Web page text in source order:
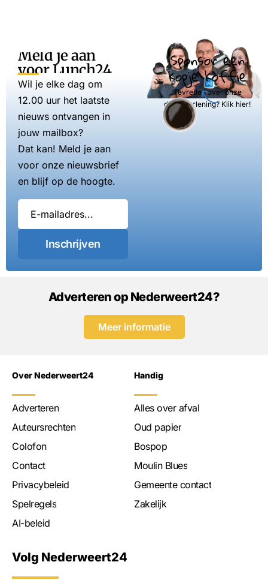
Meld je aan
voor Lunch24
Wil je elke dag om
12.00 uur het laatste
nieuws ontvangen in
jouw mailbox?
Dat kan! Meld je aan
voor onze nieuwsbrief
en blijf op de hoogte.
Inschrijven
Sponsor een
kopje koffie
Tevreden over onze
dienstverlening? Klik hier!
Adverteren op Nederweert24?
Meer informatie
Over Nederweert24
Adverteren
Auteursrechten
Colofon
Contact
Privacybeleid
Spelregels
AI-beleid
Handig
Alles over afval
Oud papier
Bospop
Moulin Blues
Gemeente contact
Zakelijk
Volg Nederweert24